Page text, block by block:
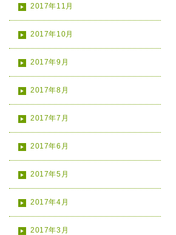
2017年11月
2017年10月
2017年9月
2017年8月
2017年7月
2017年6月
2017年5月
2017年4月
2017年3月